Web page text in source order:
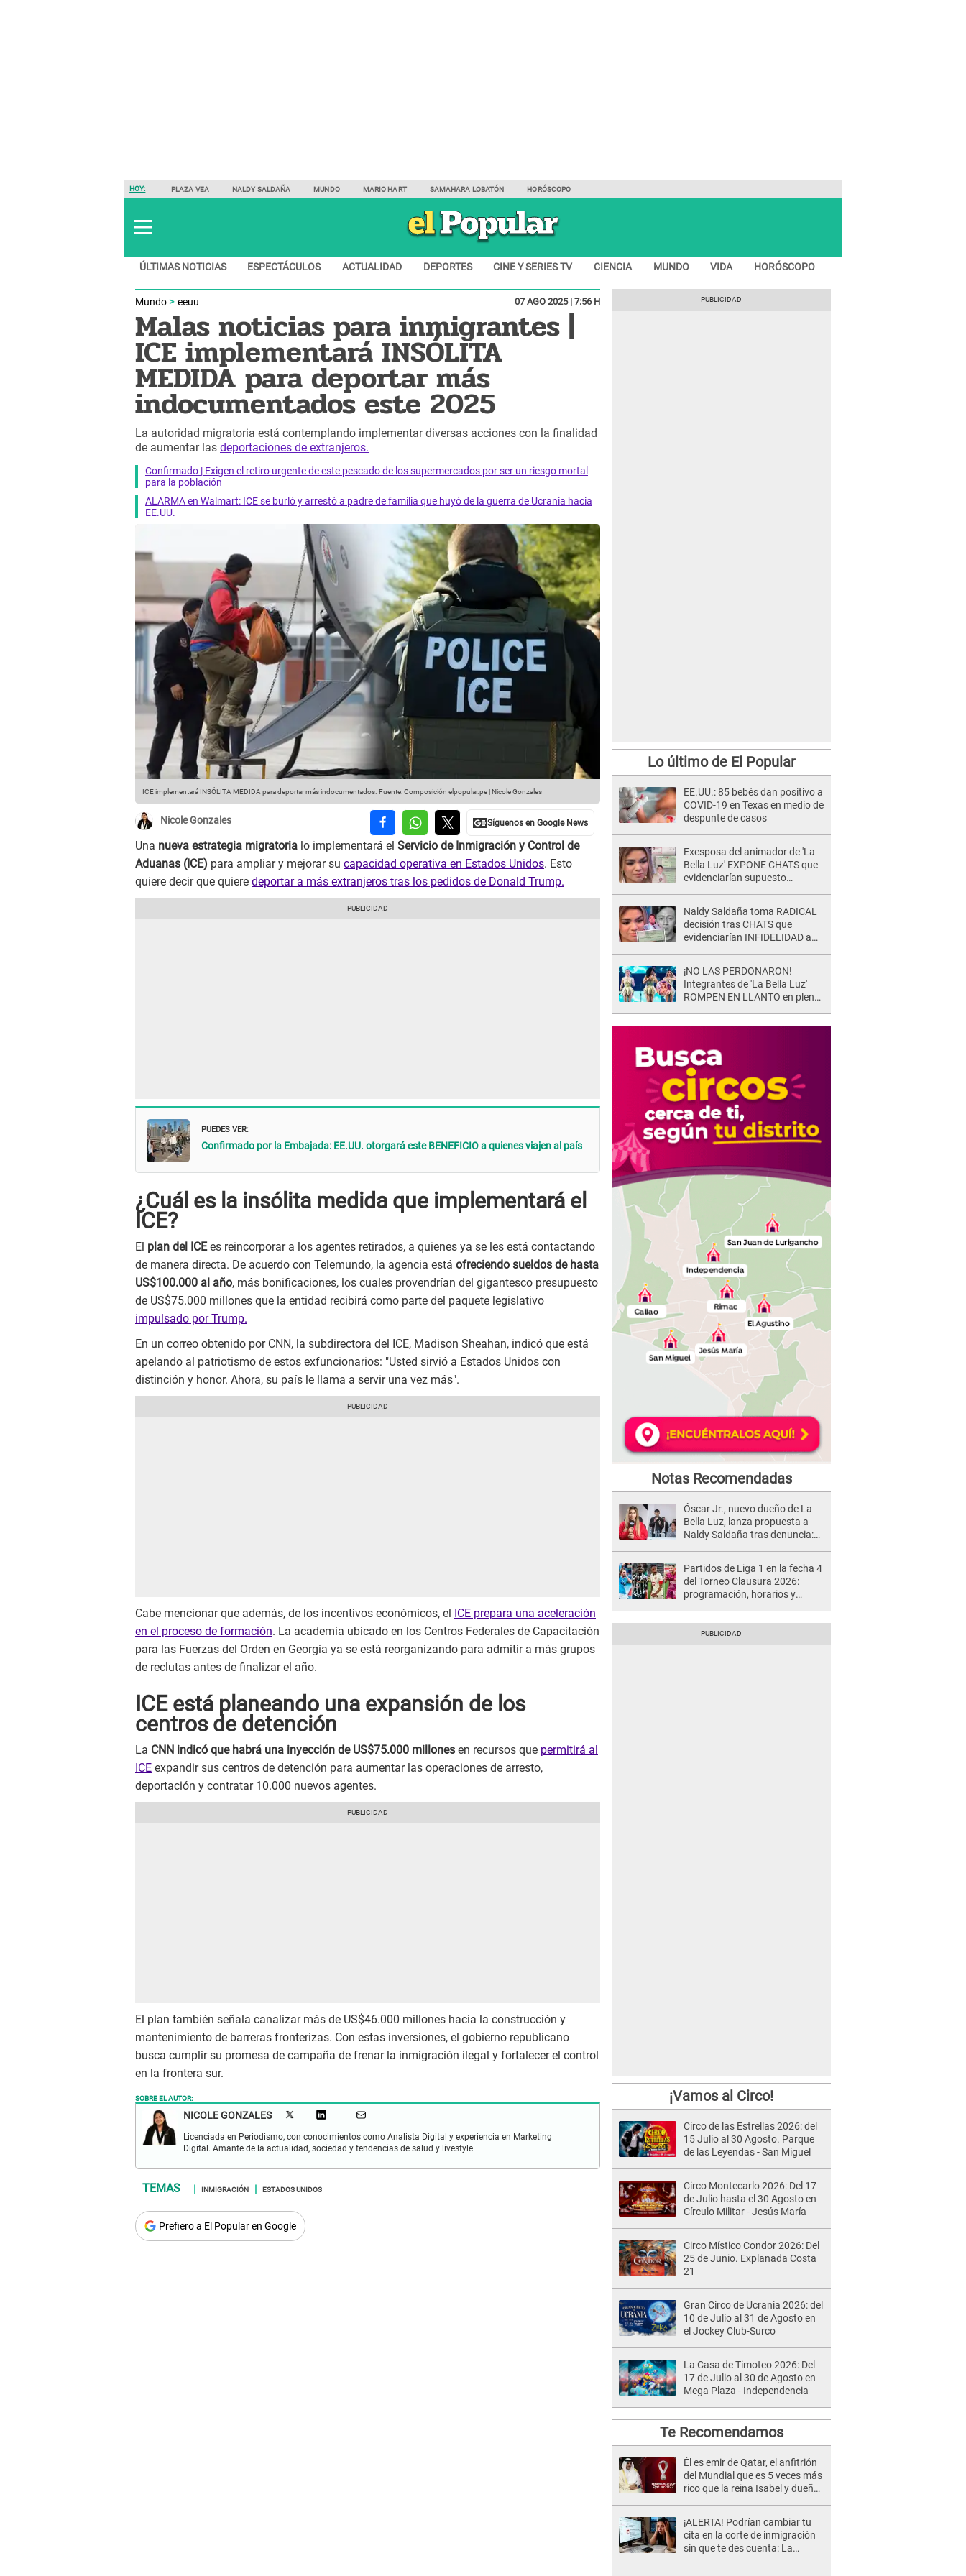
HOY: PLAZA VEA NALDY SALDAÑA MUNDO MARIO HART SAMAHARA LOBATÓN HORÓSCOPO
ÚLTIMAS NOTICIAS ESPECTÁCULOS ACTUALIDAD DEPORTES CINE Y SERIES TV CIENCIA MUNDO VIDA HORÓSCOPO
Mundo eeuu 07 AGO 2025 | 7:56 H
Malas noticias para inmigrantes |
ICE implementará INSÓLITA
MEDIDA para deportar más
indocumentados este 2025
La autoridad migratoria está contemplando implementar diversas acciones con la finalidad
de aumentar las deportaciones de extranjeros.
Confirmado | Exigen el retiro urgente de este pescado de los supermercados por ser un riesgo mortal
para la población
ALARMA en Walmart: ICE se burló y arrestó a padre de familia que huyó de la guerra de Ucrania hacia
EE.UU.
ICE implementará INSÓLITA MEDIDA para deportar más indocumentados. Fuente: Composición elpopular.pe | Nicole Gonzales
Nicole Gonzales
Una nueva estrategia migratoria lo implementará el Servicio de Inmigración y Control de
Aduanas (ICE) para ampliar y mejorar su capacidad operativa en Estados Unidos. Esto
quiere decir que quiere deportar a más extranjeros tras los pedidos de Donald Trump.
PUEDES VER:
Confirmado por la Embajada: EE.UU. otorgará este BENEFICIO a quienes viajen al país
¿Cuál es la insólita medida que implementará el
ICE?
El plan del ICEes reincorporar a los agentes retirados, a quienes ya se les está contactando
de manera directa. De acuerdo con Telemundo, la agencia está ofreciendo sueldos de hasta
US$100.000 al año, más bonificaciones, los cuales provendrían del gigantesco presupuesto
de US$75.000 millones que la entidad recibirá como parte del paquete legislativo
impulsado por Trump.
En un correo obtenido por CNN, la subdirectora del ICE, Madison Sheahan, indicó que está
apelando al patriotismo de estos exfuncionarios: "Usted sirvió a Estados Unidos con
distinción y honor. Ahora, su país le llama a servir una vez más".
Cabe mencionar que además, de los incentivos económicos, el
ICE prepara una aceleración
en el proceso de formación. La academia ubicado en los Centros Federales de Capacitación
para las Fuerzas del Orden en Georgia ya se está reorganizando para admitir a más grupos
de reclutas antes de finalizar el año.
ICE está planeando una expansión de los
centros de detención
La CNN indicó que habrá una inyección de US$75.000 millones en recursos que permitirá al
ICE expandir sus centros de detención para aumentar las operaciones de arresto,
deportación y contratar 10.000 nuevos agentes.
El plan también señala canalizar más de US$46.000 millones hacia la construcción y
mantenimiento de barreras fronterizas. Con estas inversiones, el gobierno republicano
busca cumplir su promesa de campaña de frenar la inmigración ilegal y fortalecer el control
en la frontera sur.
SOBRE EL AUTOR:
NICOLE GONZALES
Licenciada en Periodismo, con conocimientos como Analista Digital y experiencia en Marketing
Digital. Amante de la actualidad, sociedad y tendencias de salud y livestyle.
INMIGRACIÓN ESTADOS UNIDOS
Prefiero a El Popular en Google
Lo último de El Popular
EE.UU.: 85 bebés dan positivo a
COVID-19 en Texas en medio de
despunte de casos
Exesposa del animador de 'La
Bella Luz' EXPONE CHATS que
evidenciarían supuesto
Naldy Saldaña toma RADICAL
decisión tras CHATS que
evidenciarían INFIDELIDAD a
¡NO LAS PERDONARON!
Integrantes de 'La Bella Luz'
ROMPEN EN LLANTO en pleno
Notas Recomendadas
Óscar Jr., nuevo dueño de La
Bella Luz, lanza propuesta a
Naldy Saldaña tras denuncia:
Partidos de Liga 1 en la fecha 4
del Torneo Clausura 2026:
programación, horarios y
¡Vamos al Circo!
Circo de las Estrellas 2026: del
15 Julio al 30 Agosto. Parque
de las Leyendas - San Miguel
Circo Montecarlo 2026: Del 17
de Julio hasta el 30 Agosto en
Círculo Militar - Jesús María
Circo Místico Condor 2026: Del
25 de Junio. Explanada Costa
21
Gran Circo de Ucrania 2026: del
10 de Julio al 31 de Agosto en
el Jockey Club-Surco
La Casa de Timoteo 2026: Del
17 de Julio al 30 de Agosto en
Mega Plaza - Independencia
Te Recomendamos
Él es emir de Qatar, el anfitrión
del Mundial que es 5 veces más
rico que la reina Isabel y dueño
¡ALERTA! Podrían cambiar tu
cita en la corte de inmigración
sin que te des cuenta: La